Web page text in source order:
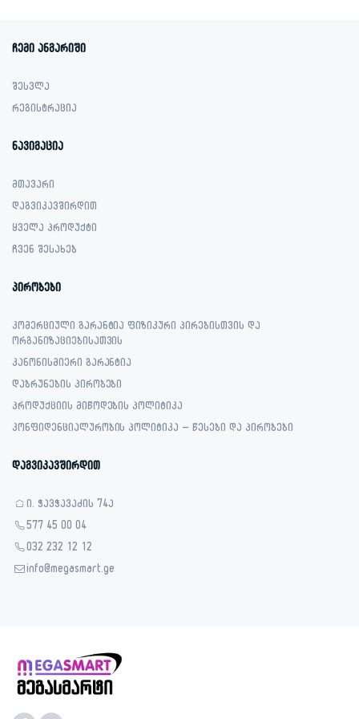
ჩემი ანგარიში
შესვლა
რეგისტრაცია
ნავიგაცია
მთავარი
დაგვიკავშირდით
ყველა პროდუქტი
ჩვენ შესახებ
პირობები
კომერციული გარანტია ფიზიკური პირებისთვის და
ორგანიზაციებისათვის
კანონისმიერი გარანტია
დაბრუნების პირობები
პროდუქციის მიწოდების პოლიტიკა
კონფიდენციალურობის პოლიტიკა – წესები და პირობები
დაგვიკავშირდით
ი. ჭავჭავაძის 74ა
577 45 00 04
032 232 12 12
info@megasmart.ge